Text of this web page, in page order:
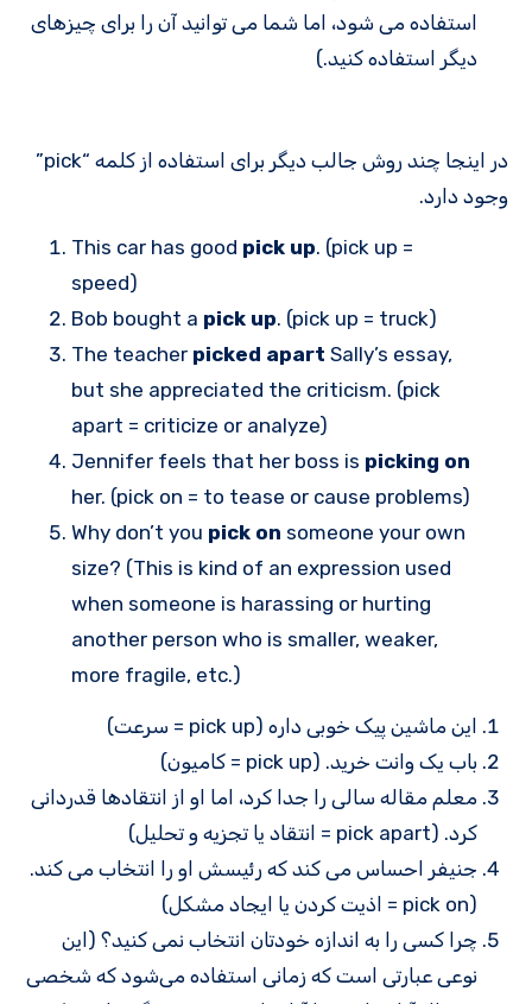
استفاده می شود، اما شما می توانید آن را برای چیزهای
دیگر استفاده کنید.)
در اینجا چند روش جالب دیگر برای استفاده از کلمه “pick”
وجود دارد.
This car has good pick up. (pick up =
speed)
Bob bought a pick up. (pick up = truck)
The teacher picked apart Sally’s essay,
but she appreciated the criticism. (pick
apart = criticize or analyze)
Jennifer feels that her boss is picking on
her. (pick on = to tease or cause problems)
Why don’t you pick on someone your own
size? (This is kind of an expression used
when someone is harassing or hurting
another person who is smaller, weaker,
more fragile, etc.)
این ماشین پیک خوبی داره (pick up = سرعت)
باب یک وانت خرید. (pick up = کامیون)
معلم مقاله سالی را جدا کرد، اما او از انتقادها قدردانی
کرد. (pick apart = انتقاد یا تجزیه و تحلیل)
جنیفر احساس می کند که رئیسش او را انتخاب می کند.
(pick on = اذیت کردن یا ایجاد مشکل)
چرا کسی را به اندازه خودتان انتخاب نمی کنید؟ (این
نوعی عبارتی است که زمانی استفاده می‌شود که شخصی